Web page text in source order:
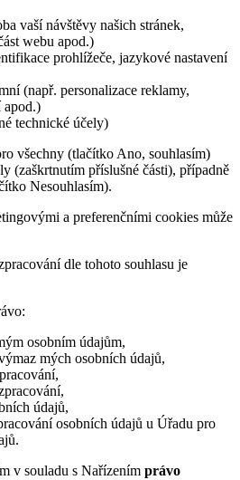
vaší návštěvy našich stránek,
webu apod.)
prohlížeče, jazykové nastavení
(např. personalizace reklamy,
apod.)
technické účely)
všechny (tlačítko Ano, souhlasím)
(zaškrtnutím příslušné části), případně
Nesouhlasím).
a preferenčními cookies může
dle tohoto souhlasu je
osobním údajům,
mých osobních údajů,
údajů,
osobních údajů u Úřadu pro
v souladu s Nařízením právo